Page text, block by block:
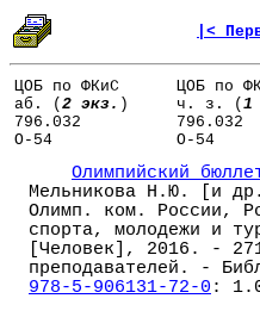
|<
ЦОБ по ФКиС
аб. ( 2 экз. )
796.032
О-54
ЦОБ по
ч. з. ( 1
796.032
О-54
Олимпийский
Мельникова Н.Ю. [и
Олимп. ком. России,
спорта, молодежи и
[Человек], 2016. -
преподавателей. -
978-5-906131-72-0 :